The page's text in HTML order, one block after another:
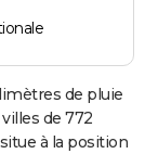
de pluie
de 772
à la position